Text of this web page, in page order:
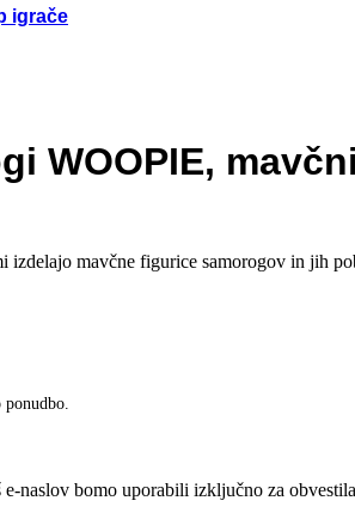
igrače
igrače
za gibanje in motoriko
igrače
WOOPIE,
mavčne figurice samorogov in jih
e-naslov bomo uporabili izključno za